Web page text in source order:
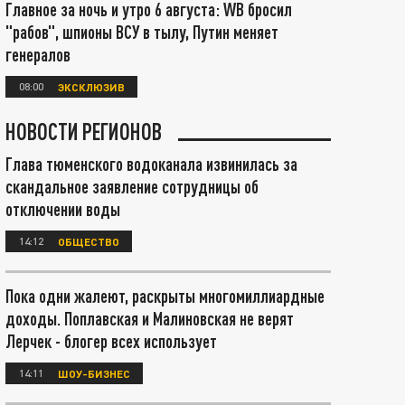
Главное за ночь и утро 6 августа: WB бросил
"рабов", шпионы ВСУ в тылу, Путин меняет
генералов
08:00 ЭКСКЛЮЗИВ
НОВОСТИ РЕГИОНОВ
Глава тюменского водоканала извинилась за
скандальное заявление сотрудницы об
отключении воды
14:12 ОБЩЕСТВО
Пока одни жалеют, раскрыты многомиллиардные
доходы. Поплавская и Малиновская не верят
Лерчек - блогер всех использует
14:11 ШОУ-БИЗНЕС